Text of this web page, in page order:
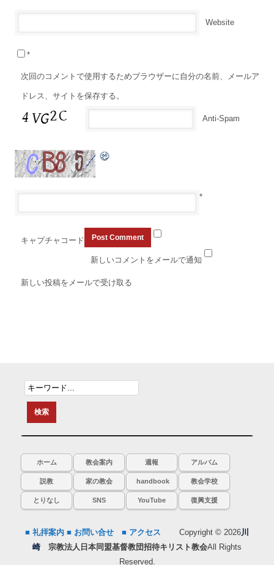
Website
次回のコメントで使用するためブラウザーに自分の名前、メールア
ドレス、サイトを保存する。
Anti-Spam
*
キャプチャコード
*
新しいコメントをメールで通知
新しい投稿をメールで受け取る
ホーム 教会案内 週報 アルバム
説教 家の教会 handbook 教会学校
とりなし SNS YouTube 復興支援
■ 礼拝案内 ■ お問い合せ ■ アクセス Copyright © 2026川
崎
宗教法人日本同盟基督教団招待キリスト教会All Rights
Reserved.